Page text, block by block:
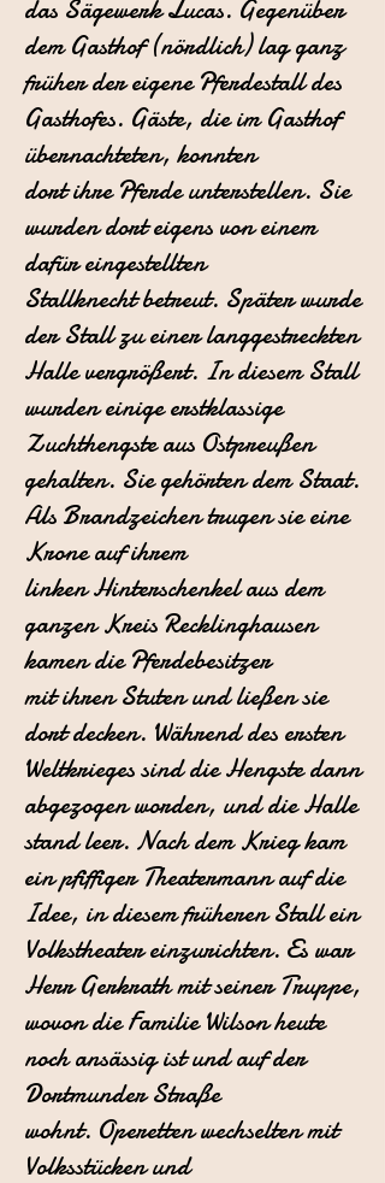
das Sägewerk Lucas. Gegenüber
dem Gasthof (nördlich) lag ganz
früher der eigenePferdestall des
Gasthofes. Gäste, die im Gasthof
übernachteten, konnten
dort ihre Pferde unterstellen. Sie
wurden dort eigens von einem
dafür eingestellten
Stallknecht betreut. Später wurde
der Stall zu einer langgestreckten
Halle vergrößert. In diesemStall
wurden einige erstklassige
Zuchthengste aus Ostpreußen
gehalten. Siegehörten dem Staat.
Als Brandzeichen trugen sie eine
Krone auf ihrem
linkenHinterschenkel aus dem
ganzen Kreis Recklinghausen
kamen die Pferdebesitzer
mit ihren Stuten und ließen sie
dort decken. Während des ersten
Weltkrieges sind die Hengste dann
abgezogen worden, und die Halle
stand leer. Nach dem Krieg kam
ein pfiffiger Theatermann auf die
Idee, in diesem früherenStall ein
Volkstheater einzurichten. Es war
Herr Gerkrath mit seinerTruppe,
wovon die Familie Wilson heute
noch ansässig ist und auf der
DortmunderStraße
wohnt. Operetten wechselten mit
Volksstücken und